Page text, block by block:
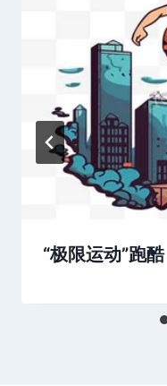
“极限运动”跑酷